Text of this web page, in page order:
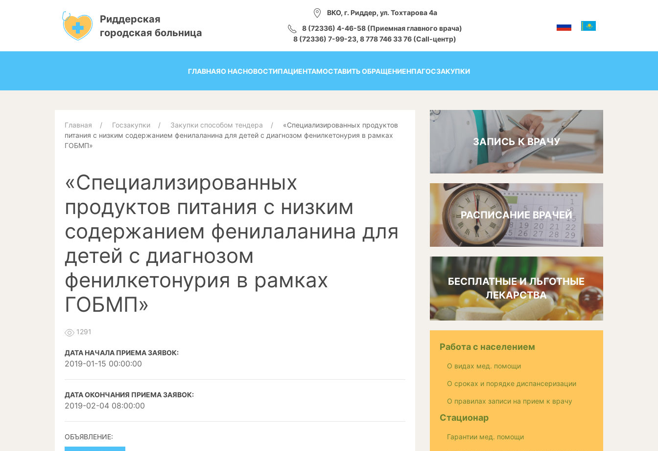
Риддерская
городская больница
ВКО, г. Риддер, ул. Тохтарова 4а
8 (72336) 4-46-58 (Приемная главного врача)
8 (72336) 7-99-23, 8 778 746 33 76 (Call-центр)
ГЛАВНАЯО НАСНОВОСТИПАЦИЕНТАМОСТАВИТЬ ОБРАЩЕНИЕНПАГОСЗАКУПКИ
Главная Госзакупки Закупки способом тендера
«Специализированных продуктов
питания с низким содержанием фенилаланина для детей с диагнозом фенилкетонурия в рамках
ГОБМП»
«Специализированных
продуктов питания с низким
содержанием фенилаланина для
детей с диагнозом
фенилкетонурия в рамках
ГОБМП»
1291
ДАТА НАЧАЛА ПРИЕМА ЗАЯВОК:
2019-01-15 00:00:00
ДАТА ОКОНЧАНИЯ ПРИЕМА ЗАЯВОК:
2019-02-04 08:00:00
ОБЪЯВЛЕНИЕ:
ЗАПИСЬ К ВРАЧУ
РАСПИСАНИЕ ВРАЧЕЙ
БЕСПЛАТНЫЕ И ЛЬГОТНЫЕ
ЛЕКАРСТВА
Работа с населением
О видах мед. помощи
О сроках и порядке диспансеризации
О правилах записи на прием к врачу
Стационар
Гарантии мед. помощи